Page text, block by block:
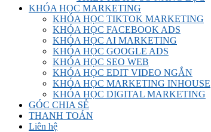
KHÓA HỌC MARKETING
KHÓA HỌC TIKTOK MARKETING
KHÓA HỌC FACEBOOK ADS
KHÓA HỌC AI MARKETING
KHÓA HỌC GOOGLE ADS
KHÓA HỌC SEO WEB
KHÓA HỌC EDIT VIDEO NGẮN
KHÓA HỌC MARKETING INHOUSE
KHÓA HỌC DIGITAL MARKETING
GÓC CHIA SẺ
THANH TOÁN
Liên hệ